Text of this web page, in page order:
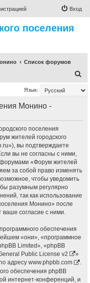
Вход
поселения
Список форумов
о
к
Язык:
Монино -
поселения
жителей городского
вы подтверждаете
вы не согласны с ними,
форумами «Форум жителей
за собой право изменять
чтобы уведомить
разумным регулярно
так как использование
Монино» после
ваше согласие с ними.
обеспечения
«они», «программное
Limited», «phpBB
Public License v2
»
адресу www.phpbb.com
.
обеспечения phpBB
интернет-конференций, и